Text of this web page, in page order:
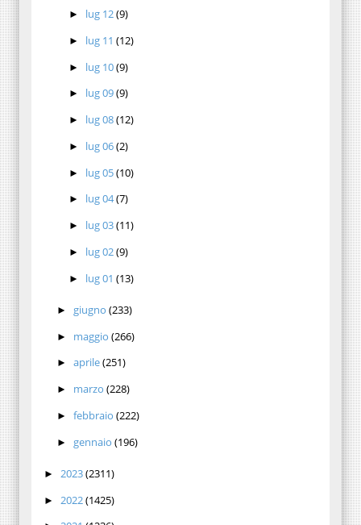
► lug 12(9)
► lug 11(12)
► lug 10(9)
► lug 09(9)
► lug 08(12)
► lug 06(2)
► lug 05(10)
► lug 04(7)
► lug 03(11)
► lug 02(9)
► lug 01(13)
► giugno (233)
► maggio (266)
► aprile(251)
► marzo (228)
► febbraio (222)
► gennaio (196)
► 2023(2311)
► 2022(1425)